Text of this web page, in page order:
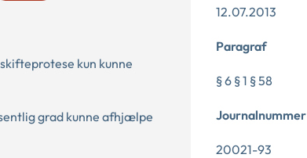
kun kunne
grad kunne afhjælpe
12.07.2013
Paragraf
§ 6 § 1 § 58
Journalnummer
20021-93